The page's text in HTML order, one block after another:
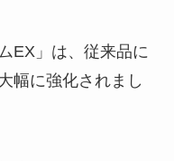
EX」は、従来品に
幅に強化されまし